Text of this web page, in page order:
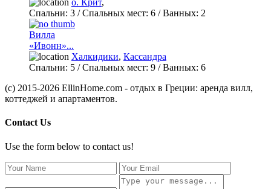
о. Крит,
Спальни: 3 / Спальных мест: 6 /Ванных: 2
Вилла
«Ивонн»...
Халкидики, Кассандра
Спальни: 5 / Спальных мест: 9 /Ванных: 6
(c) 2015-2026 EllinHome.com - отдых в Греции: аренда вилл,
коттеджей и апартаментов.
Contact Us
Use the form below to contact us!